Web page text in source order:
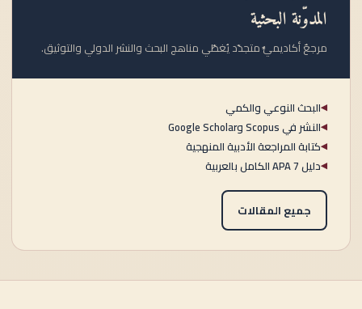
المدوّنة البحثية
مرجعٌ أكاديميٌّ متجدّد يُغطّي مناهج البحث والنشر الدولي والتوثيق.
◀البحث النوعي والكمي
◀النشر في Scopus وGoogle Scholar
◀كتابة المراجعة الأدبية المنهجية
◀دليل APA 7 الكامل بالعربية
جميع المقالات